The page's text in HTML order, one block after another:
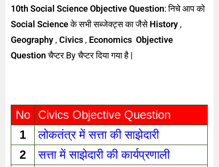
10th Social Science Objective Question: निचे आप को
Social Scienceके सभी सब्जेक्ट्स का जैसेHistory ,
Geography , Civics , Economics Objective
Questionचैप्टर By चैप्टर दिया गया है |
No
Civics Objective Question
1
लोकतंत्र में सत्ता की साझेदारी
2
सत्ता में साझेदारी की कार्यप्रणाली